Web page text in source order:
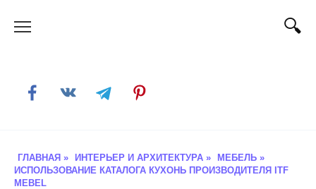
ГЛАВНАЯ » ИНТЕРЬЕР И АРХИТЕКТУРА » МЕБЕЛЬ »
ИСПОЛЬЗОВАНИЕ КАТАЛОГА КУХОНЬ ПРОИЗВОДИТЕЛЯ ITF
MEBEL